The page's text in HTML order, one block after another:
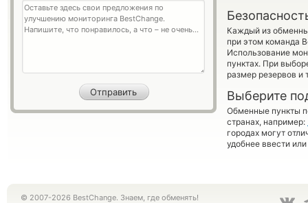
Каждый из
при этом команда
Использование
пунктах. При
размер резервов и
Выберите
Обменные пункты
странах, например:
городах могут
удобнее ввести
© 2007-2026 BestChange. Знаем, где обменять!